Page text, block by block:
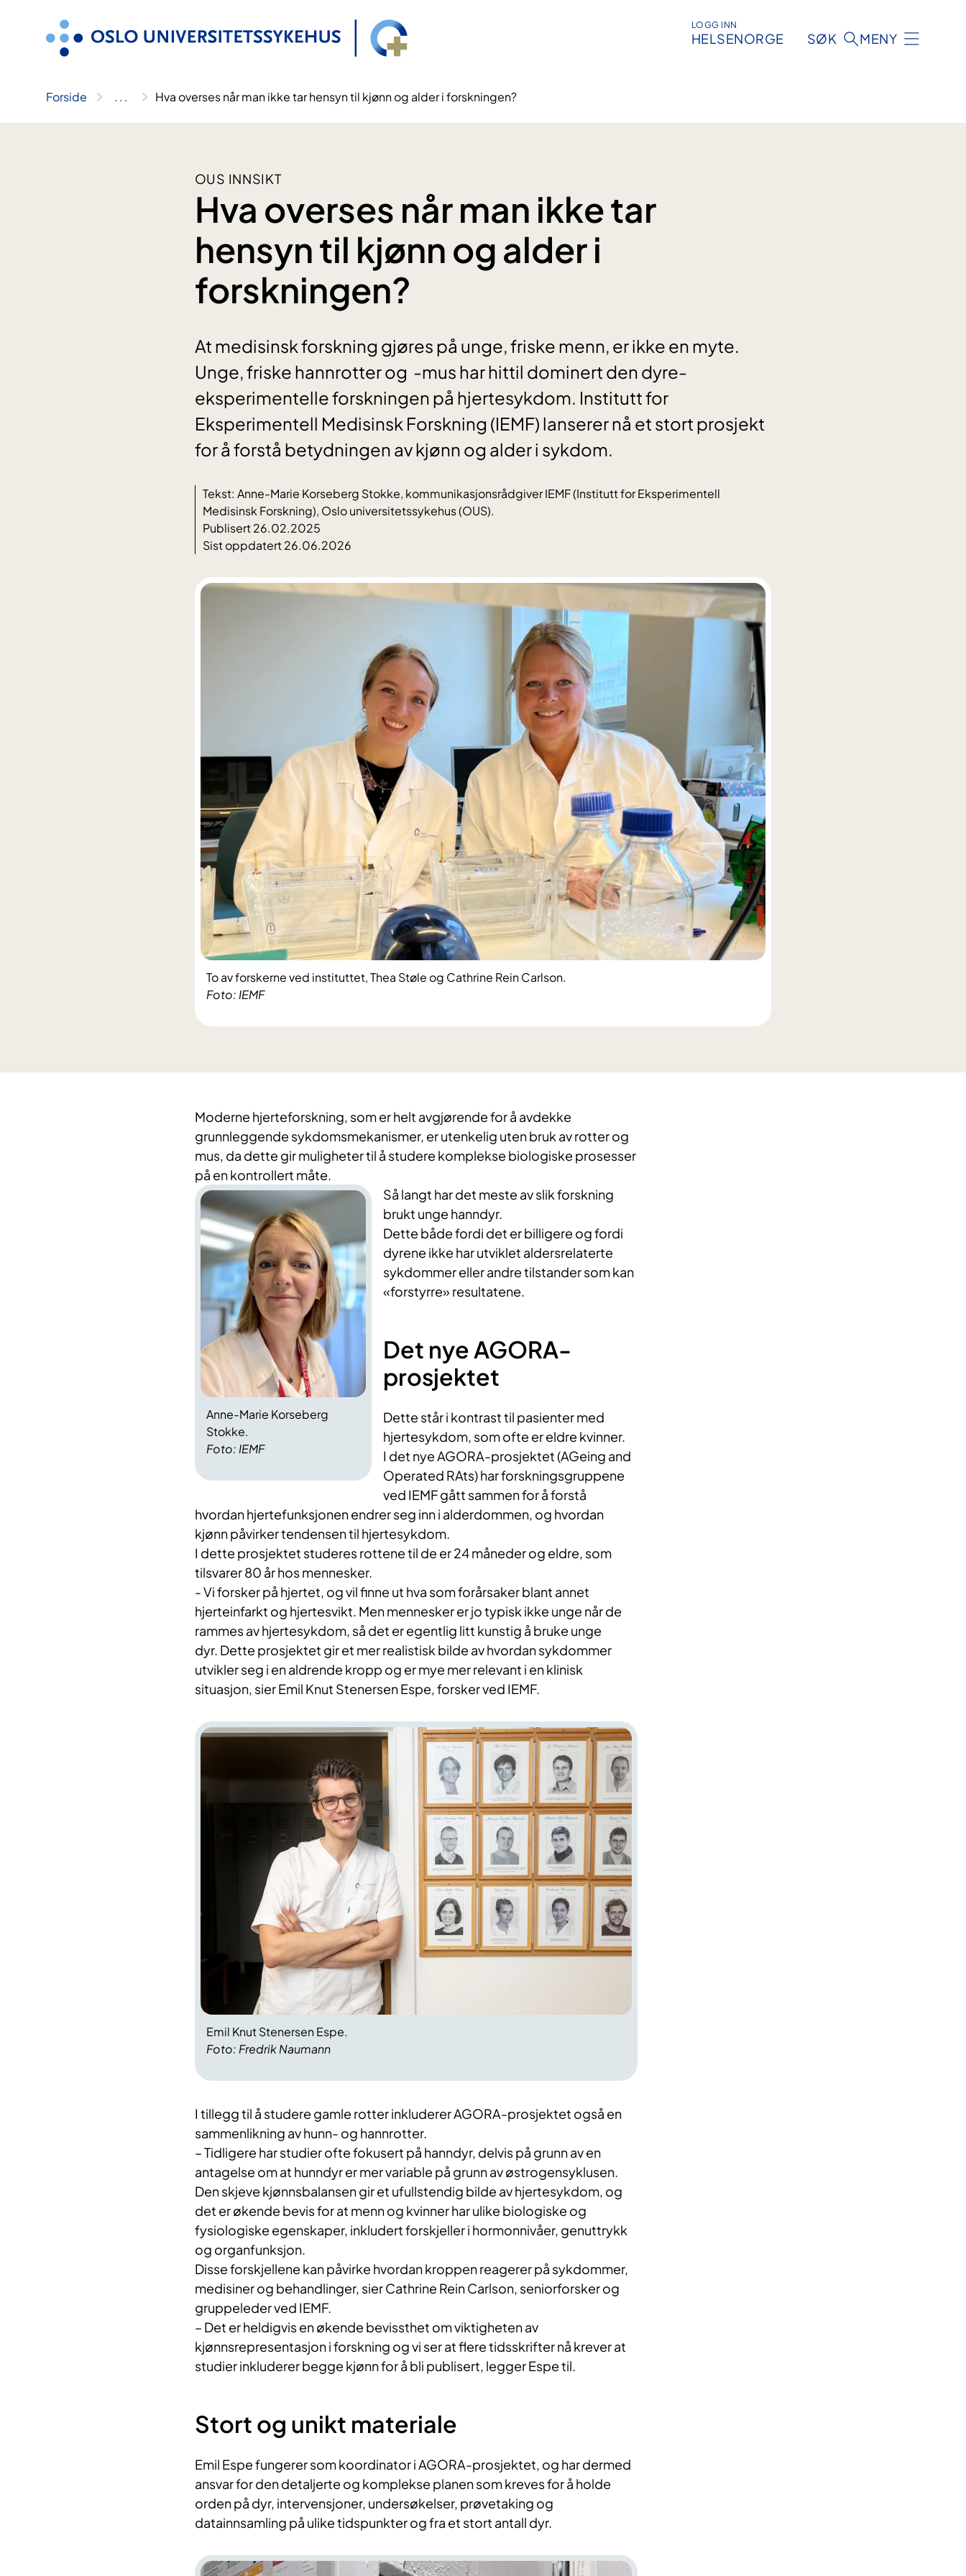
LOGG INN
HELSENORGE SØK MENY
Forside .. . Hva overses når man ikke tar hensyn til kjønn og alder i forskningen?
OUS INNSIKT
Hva overses når man ikke tar
hensyn til kjønn og alder i
forskningen?
At medisinsk forskning gjøres på unge, friske menn, er ikke en myte.
Unge, friske hannrotter og -mus har hittil dominert den dyre-
eksperimentelle forskningen på hjertesykdom. Institutt for
Eksperimentell Medisinsk Forskning (IEMF) lanserer nå et stort prosjekt
for å forstå betydningen av kjønn og alder i sykdom.
Tekst: Anne-Marie Korseberg Stokke, kommunikasjonsrådgiver IEMF (Institutt for Eksperimentell
Medisinsk Forskning), Oslo universitetssykehus (OUS).
Publisert 26.02.2025
Sist oppdatert 26.06.2026
Foto: IEMF
To av forskerne ved instituttet, Thea Støle og Cathrine Rein Carlson.
Moderne hjerteforskning, som er helt avgjørende for å avdekke
grunnleggende sykdomsmekanismer, er utenkelig uten bruk av rotter og
mus, da dette gir muligheter til å studere komplekse biologiske prosesser
på en kontrollert måte.
Foto: IEMF
Anne-Marie Korseberg
Stokke.
Så langt har det meste av slik forskning
brukt unge hanndyr.
Dette både fordi det er billigere og fordi
dyrene ikke har utviklet aldersrelaterte
sykdommer eller andre tilstander som kan
«forstyrre» resultatene.
Det nye AGORA-
prosjektet
Dette står i kontrast til pasienter med
hjertesykdom, som ofte er eldre kvinner.
I det nye AGORA-prosjektet (AGeing and
Operated RAts) har forskningsgruppene
ved IEMF gått sammen for å forstå
hvordan hjertefunksjonen endrer seg inn i alderdommen, og hvordan
kjønn påvirker tendensen til hjertesykdom.
I dette prosjektet studeres rottene til de er 24 måneder og eldre, som
tilsvarer 80 år hos mennesker.
- Vi forsker på hjertet, og vil finne ut hva som forårsaker blant annet
hjerteinfarkt og hjertesvikt. Men mennesker er jo typisk ikke unge når de
rammes av hjertesykdom, så det er egentlig litt kunstig å bruke unge
dyr. Dette prosjektet gir et mer realistisk bilde av hvordan sykdommer
utvikler seg i en aldrende kropp og er mye mer relevant i en klinisk
situasjon, sier Emil Knut Stenersen Espe, forsker ved IEMF.
Foto: Fredrik Naumann
Emil Knut Stenersen Espe.
I tillegg til å studere gamle rotter inkluderer AGORA-prosjektet også en
sammenlikning av hunn- og hannrotter.
– Tidligere har studier ofte fokusert på hanndyr, delvis på grunn av en
antagelse om at hunndyr er mer variable på grunn av østrogensyklusen.
Den skjeve kjønnsbalansen gir et ufullstendig bilde av hjertesykdom, og
det er økende bevis for at menn og kvinner har ulike biologiske og
fysiologiske egenskaper, inkludert forskjeller i hormonnivåer, genuttrykk
og organfunksjon.
Disse forskjellene kan påvirke hvordan kroppen reagerer på sykdommer,
medisiner og behandlinger, sier Cathrine Rein Carlson, seniorforsker og
gruppeleder ved IEMF.
– Det er heldigvis en økende bevissthet om viktigheten av
kjønnsrepresentasjon i forskning og vi ser at flere tidsskrifter nå krever at
studier inkluderer begge kjønn for å bli publisert, legger Espe til.
Stort og unikt materiale
Emil Espe fungerer som koordinator i AGORA-prosjektet, og har dermed
ansvar for den detaljerte og komplekse planen som kreves for å holde
orden på dyr, intervensjoner, undersøkelser, prøvetaking og
datainnsamling på ulike tidspunkter og fra et stort antall dyr.